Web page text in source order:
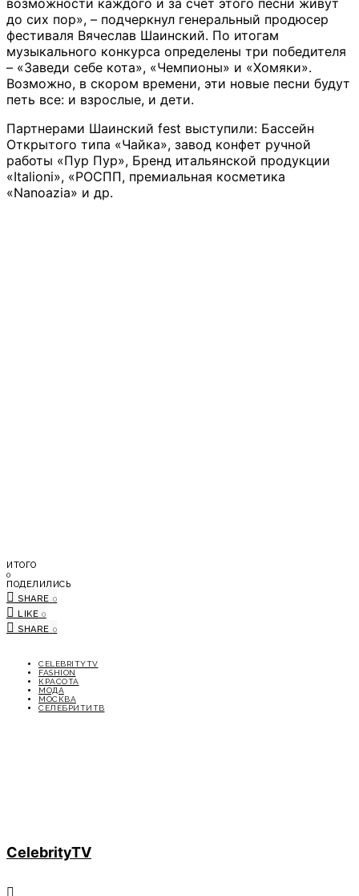
возможности каждого и за счет этого песни живут
до сих пор», – подчеркнул генеральный продюсер
фестиваля Вячеслав Шаинский. По итогам
музыкального конкурса определены три победителя
– «Заведи себе кота», «Чемпионы» и «Хомяки».
Возможно, в скором времени, эти новые песни будут
петь все: и взрослые, и дети.
Партнерами Шаинский fest выступили: Бассейн
Открытого типа «Чайка», завод конфет ручной
работы «Пур Пур», Бренд итальянской продукции
«Italioni», «РОСПП, премиальная косметика
«Nanoazia» и др.
ИТОГО
0
ПОДЕЛИЛИСЬ
SHARE 0
LIKE 0
SHARE 0
CELEBRITYTV
FASHION
КРАСОТА
МОДА
МОСКВА
СЕЛЕБРИТИТВ
CelebrityTV